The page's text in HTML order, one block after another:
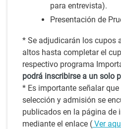
para entrevista).
Presentación de
* Se adjudicarán los cupos
altos hasta completar el
respectivo programa
podrá inscribirse a un solo
* Es importante señalar
selección y admisión se
publicados en la página de
mediante el enlace ( Ver